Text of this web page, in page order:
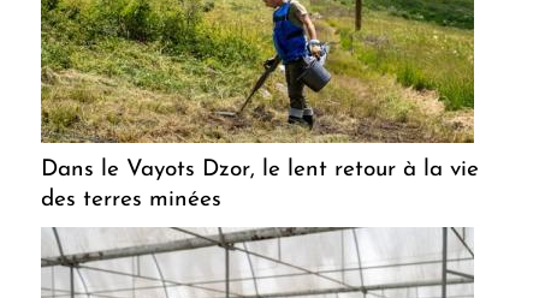
Dans le Vayots Dzor, le lent retour à la vie
des terres minées